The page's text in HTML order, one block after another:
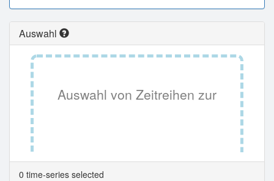
Auswahl
Auswahl von Zeitreihen zur
Tabellenansicht.
0 time-series selected